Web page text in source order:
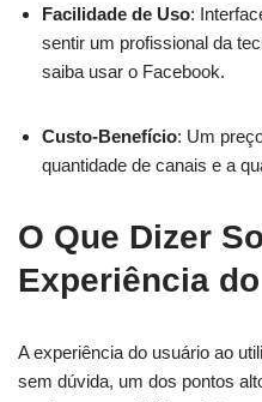
Facilidade de Uso:
sentir um profissional da
saiba usar o Facebook.
Custo-Benefício: Um
quantidade de canais e a
O Que Dizer
Experiência
A experiência do usuário ao
sem dúvida, um dos pontos